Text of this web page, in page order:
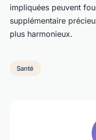
impliquées peuvent
supplémentaire
plus harmonieux.
Santé